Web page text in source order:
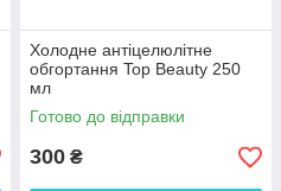
Холодне антіцелюлітне
обгортання Top Beauty 250
мл
Готово до відправки
300 ₴